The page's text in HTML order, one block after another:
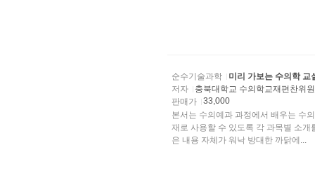
순수기술과학
미리 가보는 수의학 교
저자
충북대학교 수의학교재편찬위
판매가
33,000
본서는 수의예과 과정에서 배우는 수
재로 사용할 수 있도록 각 과목별 소
은 내용 자체가 워낙 방대한 까닭에...